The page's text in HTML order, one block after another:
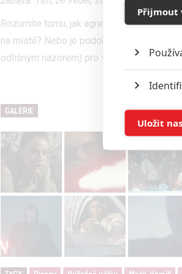
Rozumíte tomu, jak agresivní reakce a
na místě? Nebo je podobná odezva vůči
odlišným názorem) pro vás
GALERIE
Přijmout
služeb
Udělením
možnost:
Uložit